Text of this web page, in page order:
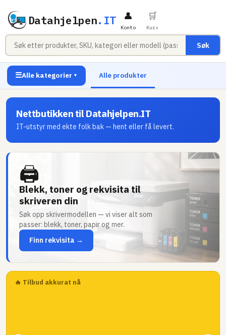
Datahjelpen.IT
Søk
👤
Konto
🛒
Kurv
☰Alle kategorier ▼ Alle produkter
Nettbutikken til Datahjelpen.IT
IT-utstyr med ekte folk bak — hent eller få levert.
🖨
Blekk, toner og rekvisita til
skriveren din
Søk opp skrivermodellen — vi viser alt som
passer: blekk, toner, papir og mer.
Finn rekvisita →
🔥 Tilbud akkurat nå